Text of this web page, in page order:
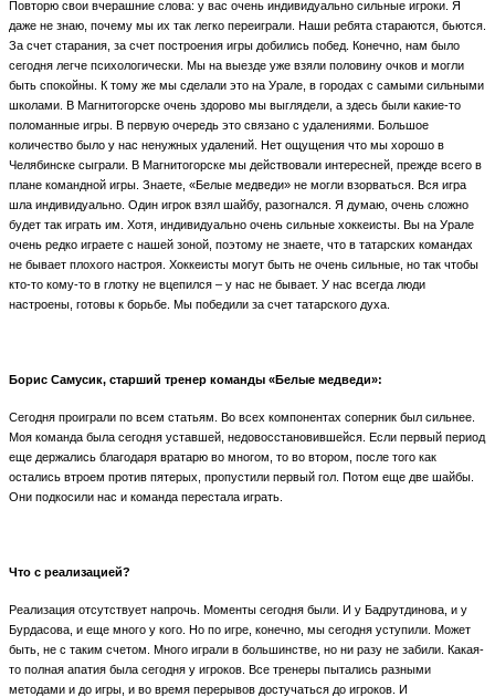
Повторю свои вчерашние слова: у вас очень индивидуально сильные игроки. Я
даже не знаю, почему мы их так легко переиграли. Наши ребята стараются, бьются.
За счет старания, за счет построения игры добились побед. Конечно, нам было
сегодня легче психологически. Мы на выезде уже взяли половину очков и могли
быть спокойны. К тому же мы сделали это на Урале, в городах с самыми сильными
школами. В Магнитогорске очень здорово мы выглядели, а здесь были какие-то
поломанные игры. В первую очередь это связано с удалениями. Большое
количество было у нас ненужных удалений. Нет ощущения что мы хорошо в
Челябинске сыграли. В Магнитогорске мы действовали интересней, прежде всего в
плане командной игры. Знаете, «Белые медведи» не могли взорваться. Вся игра
шла индивидуально. Один игрок взял шайбу, разогнался. Я думаю, очень сложно
будет так играть им. Хотя, индивидуально очень сильные хоккеисты. Вы на Урале
очень редко играете с нашей зоной, поэтому не знаете, что в татарских командах
не бывает плохого настроя. Хоккеисты могут быть не очень сильные, но так чтобы
кто-то кому-то в глотку не вцепился – у нас не бывает. У нас всегда люди
настроены, готовы к борьбе. Мы победили за счет татарского духа.
Борис Самусик, старший тренер команды «Белые медведи»:
Сегодня проиграли по всем статьям. Во всех компонентах соперник был сильнее.
Моя команда была сегодня уставшей, недовосстановившейся. Если первый период
еще держались благодаря вратарю во многом, то во втором, после того как
остались втроем против пятерых, пропустили первый гол. Потом еще две шайбы.
Они подкосили нас и команда перестала играть.
Что с реализацией?
Реализация отсутствует напрочь. Моменты сегодня были. И у Бадрутдинова, и у
Бурдасова, и еще много у кого. Но по игре, конечно, мы сегодня уступили. Может
быть, не с таким счетом. Много играли в большинстве, но ни разу не забили. Какая-
то полная апатия была сегодня у игроков. Все тренеры пытались разными
методами и до игры, и во время перерывов достучаться до игроков. И